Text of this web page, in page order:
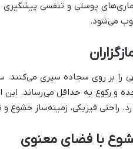
پوستی و تنفسی
می‌شود.
را بر روی سجاده سپری
و رکوع به حداقل می‌رساند. این
راحتی فیزیکی، زمینه‌ساز
با فضای معنوی